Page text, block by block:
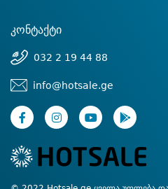
კონტაქტი
032 2 19 44 88
info@hotsale.ge